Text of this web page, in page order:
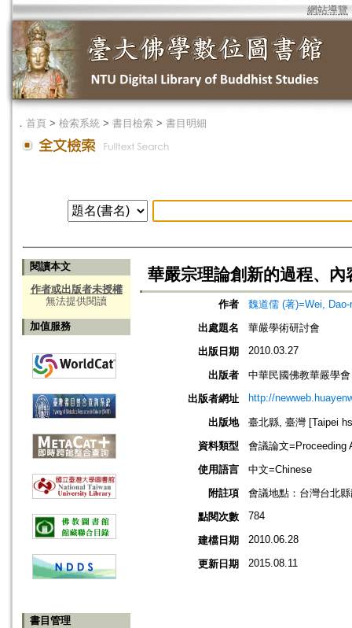
網站導覽
． 首頁 > 檢索系統 > 書目檢索 > 書目明細
閱讀本文
作者或出版者未授權
無法提供閱讀
加值服務
書目管理
華嚴宗理論創新的過程、
作者
魏道儒 (著)=Wei, Dao-
出處題名
華嚴學術研討會
出版日期
2010.03.27
出版者
中華民國佛教華嚴學會
出版者網址
http://
出版地
臺北縣, 臺灣 [Taipei
資料類型
會議論文=Proceeding
使用語言
中文=Chinese
附註項
會議地點：台灣台北
點閱次數
784
建檔日期 2010.06.28
更新日期 2015.08.11